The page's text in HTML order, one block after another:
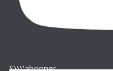
S\\\'abonner